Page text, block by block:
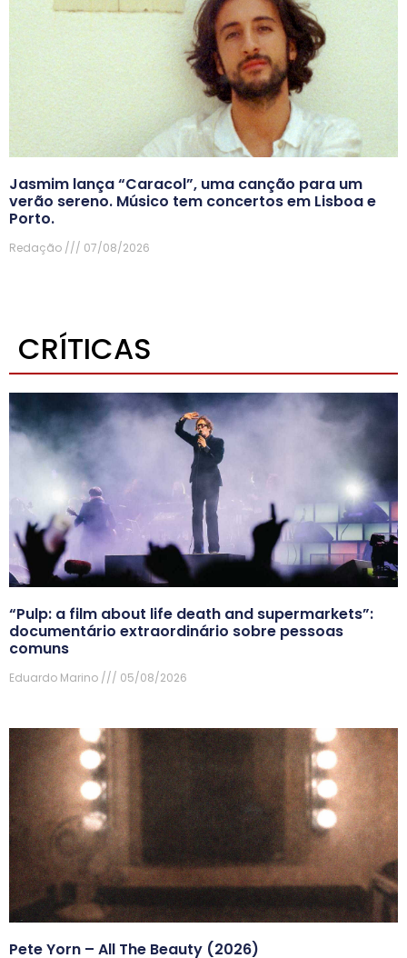
Jasmim lança “Caracol”, uma canção para um
verão sereno. Músico tem concertos em Lisboa e
Porto.
Redação 07/08/2026
CRÍTICAS
“Pulp: a film about life death and supermarkets”:
documentário extraordinário sobre pessoas
comuns
Eduardo Marino 05/08/2026
Pete Yorn – All The Beauty (2026)